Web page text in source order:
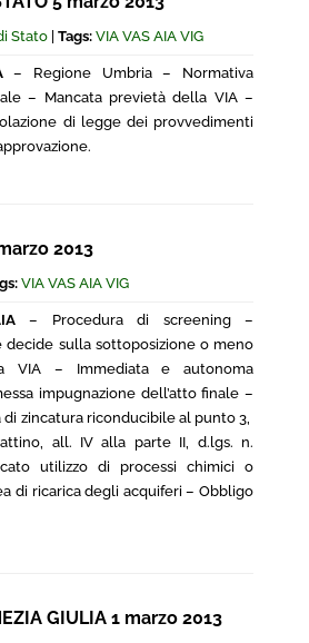
Stato Tags: VIA VAS AIA VIG
– Regione Umbria – Normativa
– Mancata previetà della VIA –
di legge dei provvedimenti
2013
VIA VAS AIA VIG
– Procedura di screening –
decide sulla sottoposizione o meno
– Immediata e autonoma
impugnazione dell’atto finale –
zincatura riconducibile al punto 3,
all. IV alla parte II, d.lgs. n.
utilizzo di processi chimici o
di ricarica degli acquiferi – Obbligo
GIULIA 1 marzo 2013